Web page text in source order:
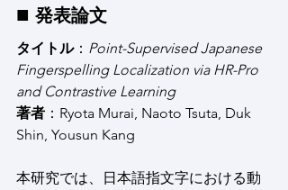
■ 発表論文
タイトル： Point-Supervised Japanese
Fingerspelling Localization via HR-Pro
and Contrastive Learning
著者 ：Ryota Murai, Naoto Tsuta, Duk
Shin, Yousun Kang
本研究では、日本語指文字における動